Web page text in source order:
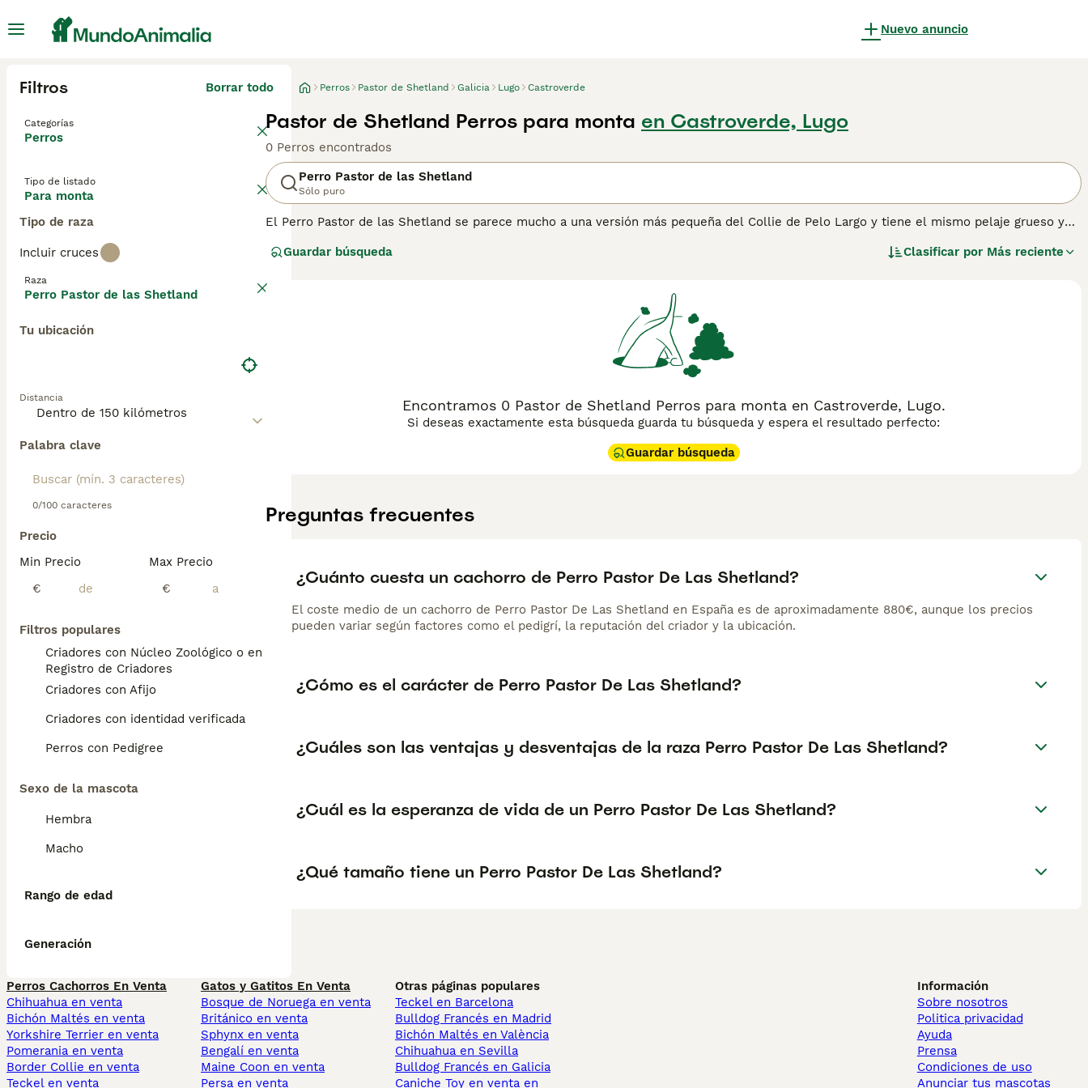
Nuevo anuncio
Filtros Borrar todo
Categorías
Perros
Tipo de listado
Para monta
Tipo de raza
Incluir cruces
Raza
Perro Pastor de las Shetland
Tu ubicación
Distancia
Palabra clave
0/100 caracteres
Precio
Min Precio
€
Max Precio
€
Filtros populares
Criadores con Núcleo Zoológico o en el
Registro de Criadores
Criadores con Afijo
Criadores con identidad verificada
Perros con Pedigree
Sexo de la mascota
Hembra
Macho
Rango de edad
Generación
Perros Pastor de Shetland Galicia Lugo Castroverde
Pastor de Shetland Perros para monta en Castroverde, Lugo
0 Perros encontrados
Perro Pastor de las Shetland
Sólo puro
El Perro Pastor de las Shetland se parece mucho a una versión más pequeña del Collie de Pelo Largo y tiene el mismo pelaje grueso y
aquí en España como en otras partes del mundo gracias a su naturaleza encantadora y leal. Los Shelties también son muy populares
encantador.
página de consejos de compra de Perro Pastor de las Shetland para obtener información sobre esta raza de perro.
Guardar búsqueda Clasificar por Más reciente
Encontramos 0 Pastor de Shetland Perros para monta en Castroverde, Lugo.
Si deseas exactamente esta búsqueda guarda tu búsqueda y espera el resultado perfecto:
Guardar búsqueda
Preguntas frecuentes
¿Cuánto cuesta un cachorro de Perro Pastor De Las Shetland?
El coste medio de un cachorro de Perro Pastor De Las Shetland en España es de aproximadamente 880€, aunque los precios
pueden variar según factores como el pedigrí, la reputación del criador y la ubicación.
¿Cómo es el carácter de Perro Pastor De Las Shetland?
¿Cuáles son las ventajas y desventajas de la raza Perro Pastor De Las Shetland?
¿Cuál es la esperanza de vida de un Perro Pastor De Las Shetland?
¿Qué tamaño tiene un Perro Pastor De Las Shetland?
Perros Cachorros En Venta
Chihuahua en venta
Bichón Maltés en venta
Yorkshire Terrier en venta
Pomerania en venta
Border Collie en venta
Teckel en venta
Gatos y Gatitos En Venta
Bosque de Noruega en venta
Británico en venta
Sphynx en venta
Bengalí en venta
Maine Coon en venta
Persa en venta
Otras páginas populares
Teckel en Barcelona
Bulldog Francés en Madrid
Bichón Maltés en València
Chihuahua en Sevilla
Bulldog Francés en Galicia
Caniche Toy en venta en
Información
Sobre nosotros
Politica privacidad
Ayuda
Prensa
Condiciones de uso
Anunciar tus mascotas